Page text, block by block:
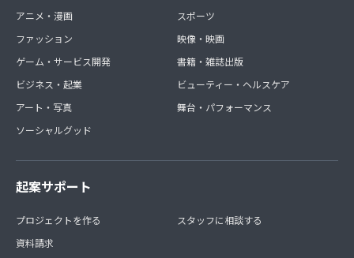
アニメ・漫画
ファッション
ゲーム・サービス開発
ビジネス・起業
アート・写真
ソーシャルグッド
スポーツ
映像・映画
書籍・雑誌出版
ビューティー・ヘルスケア
舞台・パフォーマンス
起案サポート
プロジェクトを作る
資料請求
スタッフに相談する